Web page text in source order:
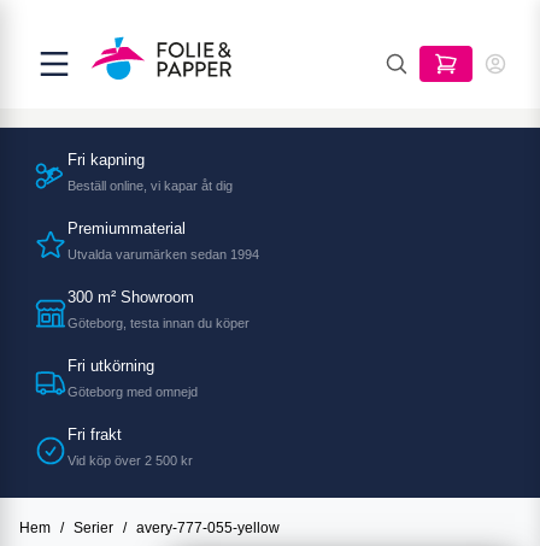
Fri kapning
Beställ online, vi kapar åt dig
Premiummaterial
Utvalda varumärken sedan 1994
300 m² Showroom
Göteborg, testa innan du köper
Fri utkörning
Göteborg med omnejd
Fri frakt
Vid köp över 2 500 kr
Hem / Serier / avery-777-055-yellow